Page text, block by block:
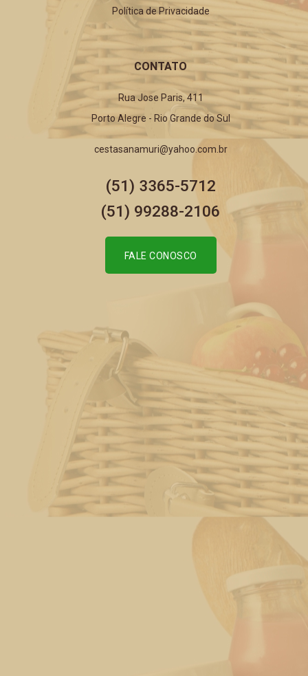
Política de Privacidade
CONTATO
Rua Jose Paris, 411
Porto Alegre - Rio Grande do Sul
cestasanamuri@yahoo.com.br
(51) 3365-5712
(51) 99288-2106
FALE CONOSCO